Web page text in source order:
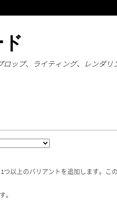
ップ、ライティング、レンダリ
つ以上のバリアントを追加します。こ
。